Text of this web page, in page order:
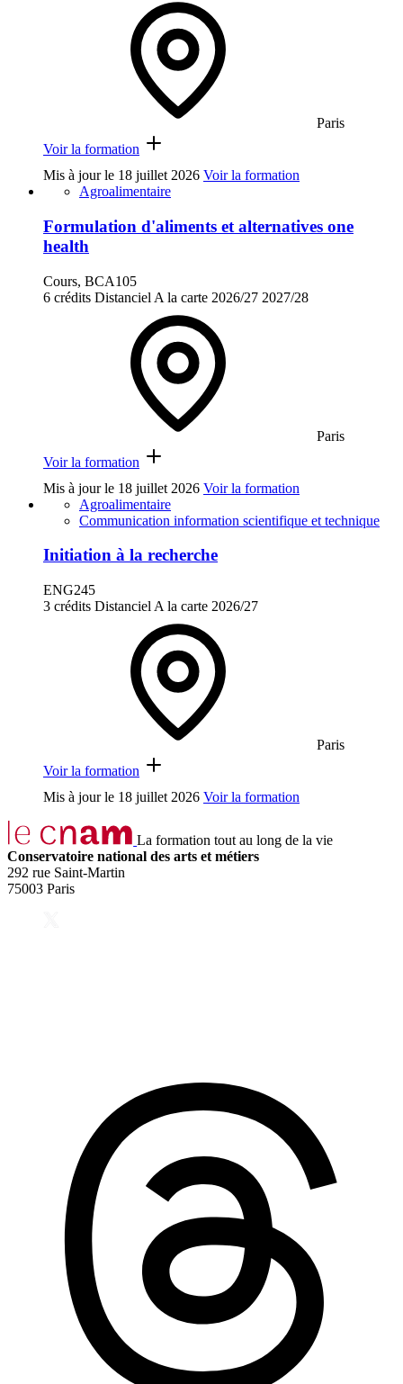
Paris
Voir la formation
Mis à jour le 18 juillet 2026 Voir la formation
Agroalimentaire
Formulation d'aliments et alternatives one
health
Cours, BCA105
6 crédits Distanciel A la carte 2026/27 2027/28
Paris
Voir la formation
Mis à jour le 18 juillet 2026 Voir la formation
Agroalimentaire
Communication information scientifique et technique
Initiation à la recherche
ENG245
3 crédits Distanciel A la carte 2026/27
Paris
Voir la formation
Mis à jour le 18 juillet 2026 Voir la formation
La formation tout au long de la vie
Conservatoire national des arts et métiers
292 rue Saint-Martin
75003 Paris